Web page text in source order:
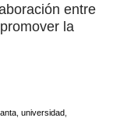
entre
la
, universidad,